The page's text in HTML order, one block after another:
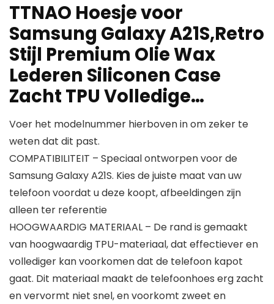
TTNAO Hoesje voor
Samsung Galaxy A21S,Retro
Stijl Premium Olie Wax
Lederen Siliconen Case
Zacht TPU Volledige…
Voer het modelnummer hierboven in om zeker te
weten dat dit past.
COMPATIBILITEIT – Speciaal ontworpen voor de
Samsung Galaxy A21S. Kies de juiste maat van uw
telefoon voordat u deze koopt, afbeeldingen zijn
alleen ter referentie
HOOGWAARDIG MATERIAAL – De rand is gemaakt
van hoogwaardig TPU-materiaal, dat effectiever en
vollediger kan voorkomen dat de telefoon kapot
gaat. Dit materiaal maakt de telefoonhoes erg zacht
en vervormt niet snel, en voorkomt zweet en